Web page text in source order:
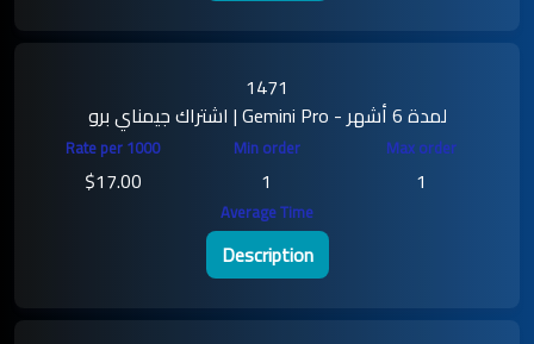
1471
اشتراك جيمناي برو | Gemini Pro - لمدة 6 أشهر
$17.00
1 1
Description